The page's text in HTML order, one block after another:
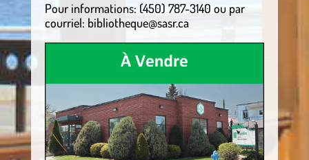
Pour informations: (450) 787-3140 ou par
courriel: bibliotheque@sasr.ca